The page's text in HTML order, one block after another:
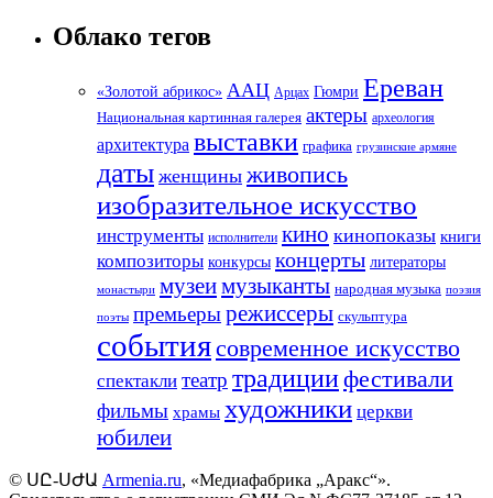
Облако тегов
«Золотой абрикос» ААЦ Арцах Гюмри Ереван
Национальная картинная галерея актеры археология
архитектура выставки графика грузинские армяне
даты женщины живопись
изобразительное искусство
инструменты исполнители кино кинопоказы книги
композиторы конкурсы концерты литераторы
монастыри музеимузыканты народная музыка поэзия
поэты премьерырежиссеры скульптура
событиясовременное искусство
спектакли театр традициифестивали
фильмы храмы художники церкви
юбилеи
© ՍԸ-ՍԺԱ Armenia.ru, «Медиафабрика „Аракс“».